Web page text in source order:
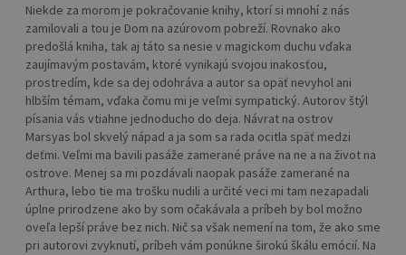
Niekde za morom je pokračovanie knihy, ktorí si mnohí z nás
zamilovali a tou je Dom na azúrovom pobreží. Rovnako ako
predošlá kniha, tak aj táto sa nesie v magickom duchu vďaka
zaujímavým postavám, ktoré vynikajú svojou inakosťou,
prostredím, kde sa dej odohráva a autor sa opäť nevyhol ani
hlbším témam, vďaka čomu mi je veľmi sympatický. Autorov štýl
písania vás vtiahne jednoducho do deja. Návrat na ostrov
Marsyas bol skvelý nápad a ja som sa rada ocitla späť medzi
deťmi. Veľmi ma bavili pasáže zamerané práve na ne a na život na
ostrove. Menej sa mi pozdávali naopak pasáže zamerané na
Arthura, lebo tie ma trošku nudili a určité veci mi tam nezapadali
úplne prirodzene ako by som očakávala a príbeh by bol možno
oveľa lepší práve bez nich. Nič sa však nemení na tom, že ako sme
pri autorovi zvyknutí, príbeh vám ponúkne širokú škálu emócií. Na